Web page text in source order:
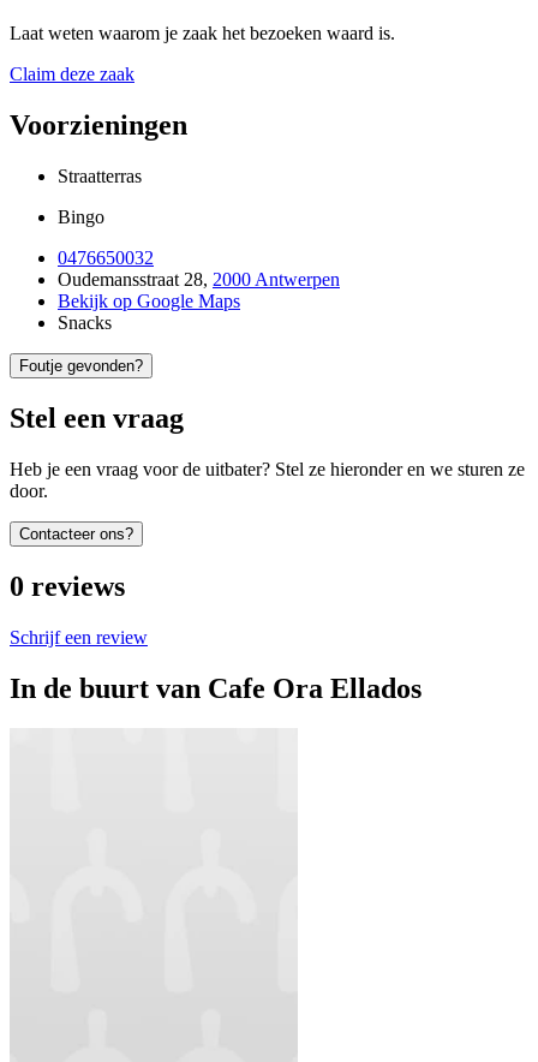
Laat weten waarom je zaak het bezoeken waard is.
Claim deze zaak
Voorzieningen
Straatterras
Bingo
0476650032
Oudemansstraat 28, 2000 Antwerpen
Bekijk op Google Maps
Snacks
Foutje gevonden?
Stel een vraag
Heb je een vraag voor de uitbater? Stel ze hieronder en we sturen ze
door.
Contacteer ons?
0 reviews
Schrijf een review
In de buurt van Cafe Ora Ellados